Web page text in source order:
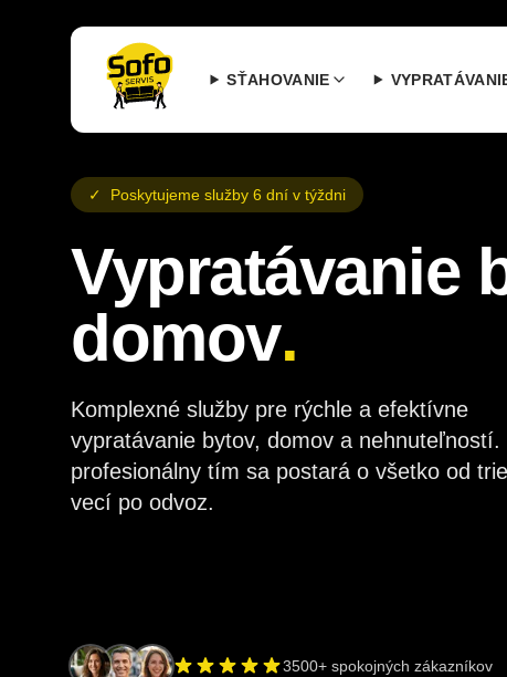
SŤAHOVANIE
✓ Poskytujeme služby 6 dní v týždni
Vypratávanie
domov.
Komplexné služby pre rýchle a efektívne
vypratávanie bytov, domov a nehnuteľností.
profesionálny tím sa postará o všetko od
vecí po odvoz.
3500+ spokojných zákazníkov